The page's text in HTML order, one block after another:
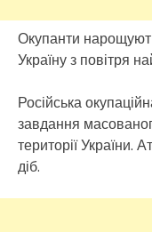
Окупанти
Україну з повітря
Російська
завдання
території України.
діб.